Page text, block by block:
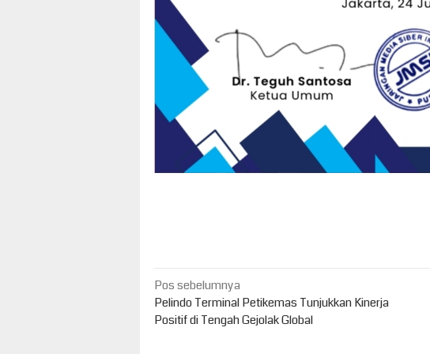
Navigasi
pos
Pos sebelumnya
Pelindo Terminal Petikemas Tunjukkan Kinerja
Positif di Tengah Gejolak Global